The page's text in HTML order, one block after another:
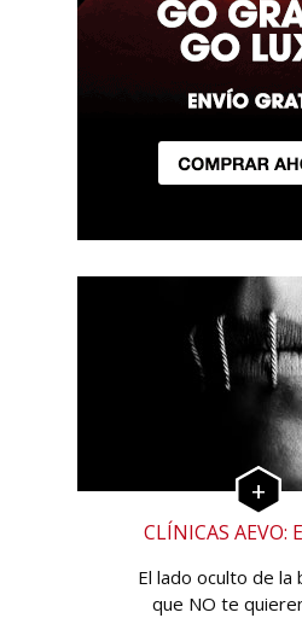
CLÍNICAS AEVO:
El lado oculto de la
que NO te